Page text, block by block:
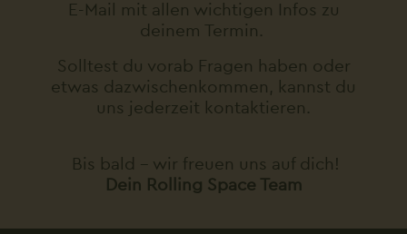
E-Mail mit allen wichtigen Infos zu
deinem Termin.
Solltest du vorab Fragen haben oder
etwas dazwischenkommen, kannst du
uns jederzeit kontaktieren.
Bis bald – wir freuen uns auf dich!
Dein Rolling Space Team